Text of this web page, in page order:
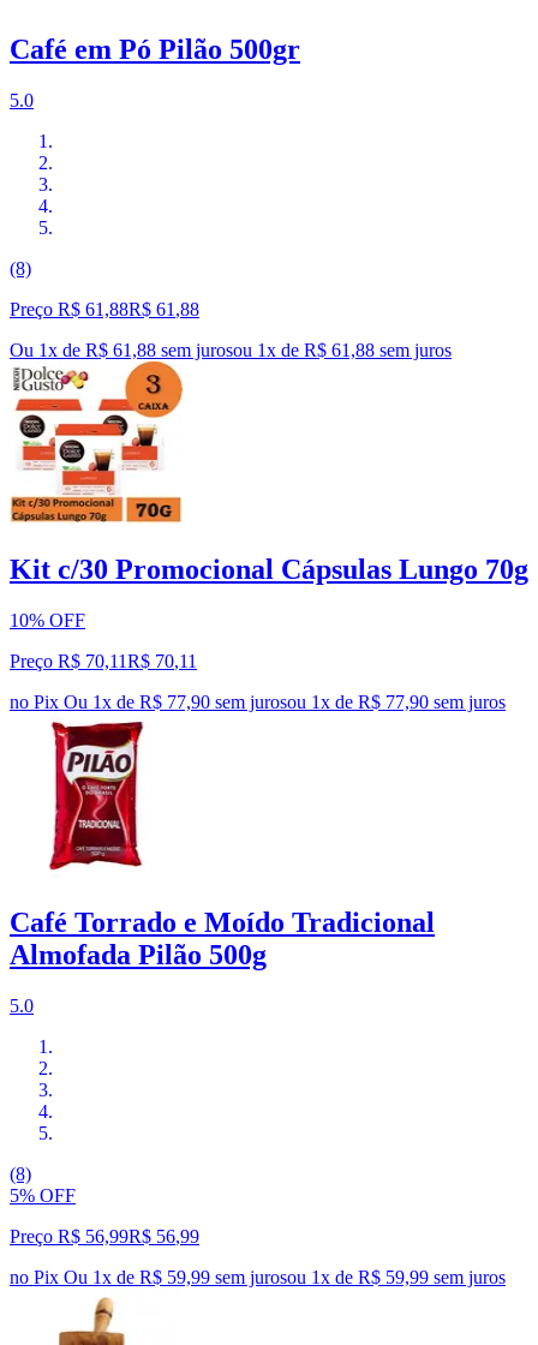
Café em Pó Pilão 500gr
5.0
(8)
Preço R$ 61,88R$ 61 ,88
Ou 1x de R$ 61,88 sem jurosou 1x de R$ 61,88 sem juros
Kit c/30 Promocional Cápsulas Lungo 70g
10% OFF
Preço R$ 70,11R$ 70,11
no Pix Ou 1x de R$ 77,90 sem jurosou 1x de R$ 77,90 sem juros
Café Torrado e Moído Tradicional
Almofada Pilão 500g
5.0
(8)
5% OFF
Preço R$ 56,99R$ 56,99
no Pix Ou 1x de R$ 59,99 sem jurosou 1x de R$ 59,99 sem juros